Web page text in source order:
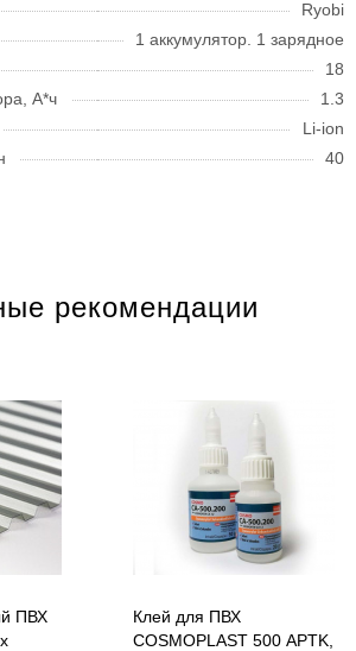
Ryobi
1 аккумулятор. 1 зарядное
18
А*ч
1.3
Li-ion
40
рекомендации
ПВХ
Клей для ПВХ
COSMOPLAST 500 APTK,